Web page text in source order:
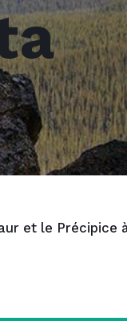
et le Précipice